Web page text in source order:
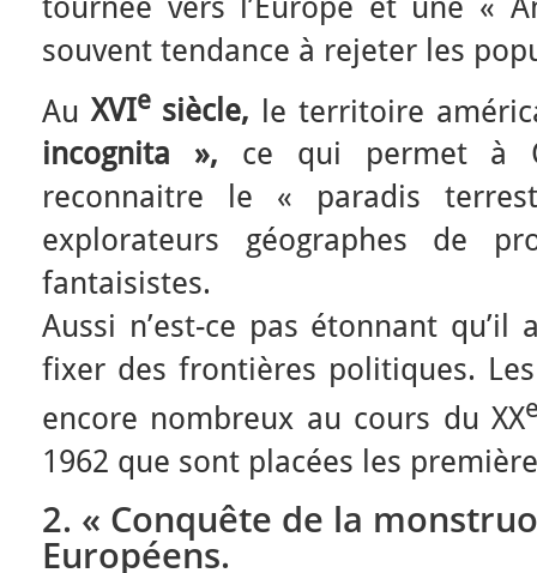
souvent tendance à rejeter les
AuXVIe siècle, le territoire
incognita », ce qui permet à
reconnaitre le « paradis
explorateurs géographes de
fantaisistes.
Aussi n’est-ce pas étonnant
fixer des frontières politiques.
encore nombreux au cours du XX
1962 que sont placées les
2. « Conquête de la
Européens.